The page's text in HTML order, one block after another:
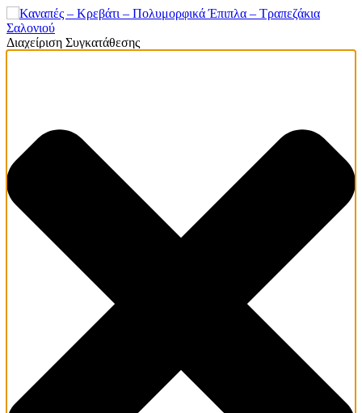
Διαχείριση Συγκατάθεσης